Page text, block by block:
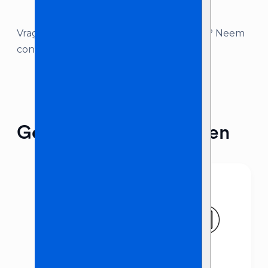
Vragen over dit product, of advies nodig? Neem
contact met ons op!
Gerelateerde producten